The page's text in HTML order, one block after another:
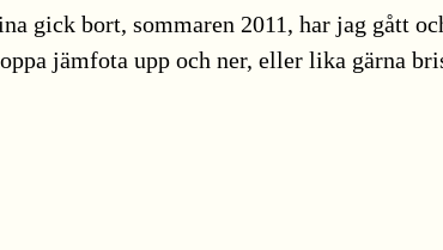
gick bort, sommaren 2011, har jag gått
jämfota upp och ner, eller lika gärna